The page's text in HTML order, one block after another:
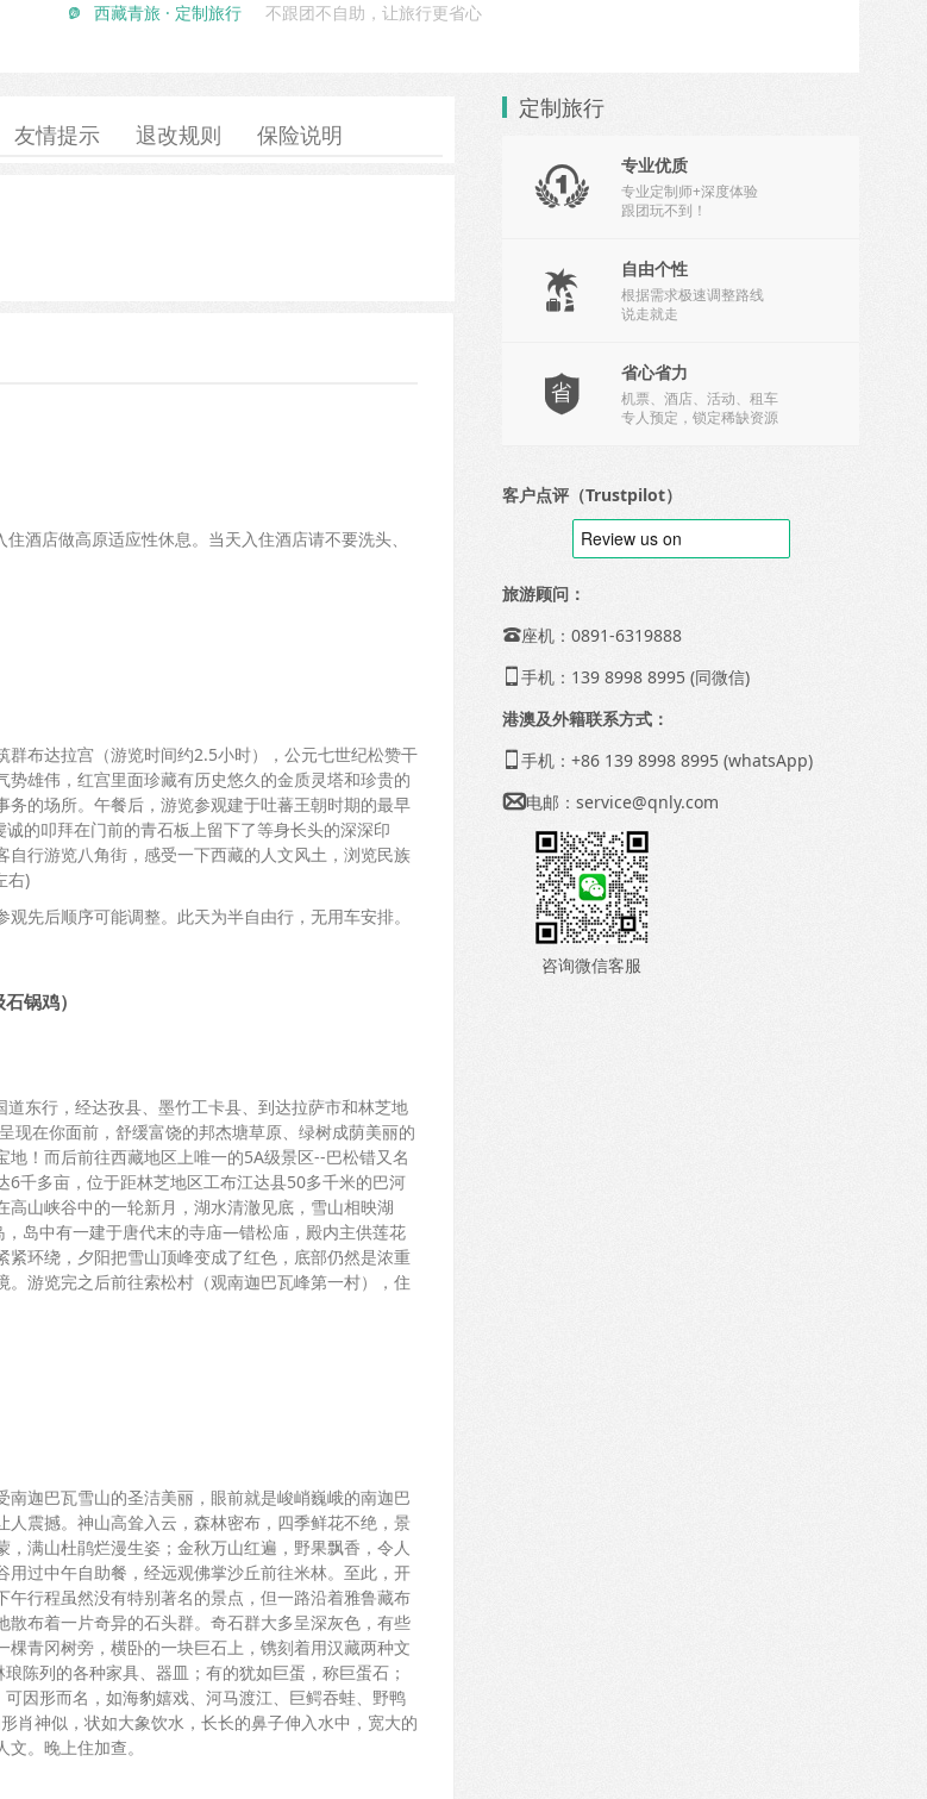
 西藏青旅 · 定制旅行 不跟团不自助，让旅行更省心
友情提示 退改规则 保险说明
酒店做高原适应性休息。当天入住酒店请不要洗头、
布达拉宫（游览时间约2.5小时），公元七世纪松赞干
雄伟，红宫里面珍藏有历史悠久的金质灵塔和珍贵的
的场所。午餐后，游览参观建于吐蕃王朝时期的最早
的叩拜在门前的青石板上留下了等身长头的深深印
行游览八角街，感受一下西藏的人文风土，浏览民族
右)
先后顺序可能调整。此天为半自由行，无用车安排。
锅鸡）
东行，经达孜县、墨竹工卡县、到达拉萨市和林芝地
现在你面前，舒缓富饶的邦杰塘草原、绿树成荫美丽的
！而后前往西藏地区上唯一的5A级景区--巴松错又名
6千多亩，位于距林芝地区工布江达县50多千米的巴河
山峡谷中的一轮新月，湖水清澈见底，雪山相映湖
岛中有一建于唐代末的寺庙—错松庙，殿内主供莲花
环绕，夕阳把雪山顶峰变成了红色，底部仍然是浓重
游览完之后前往索松村（观南迦巴瓦峰第一村），住
迦巴瓦雪山的圣洁美丽，眼前就是峻峭巍峨的南迦巴
震撼。神山高耸入云，森林密布，四季鲜花不绝，景
满山杜鹃烂漫生姿；金秋万山红遍，野果飘香，令人
过中午自助餐，经远观佛掌沙丘前往米林。至此，开
行程虽然没有特别著名的景点，但一路沿着雅鲁藏布
布着一片奇异的石头群。奇石群大多呈深灰色，有些
青冈树旁，横卧的一块巨石上，镌刻着用汉藏两种文
陈列的各种家具、器皿；有的犹如巨蛋，称巨蛋石；
因形而名，如海豹嬉戏、河马渡江、巨鳄吞蛙、野鸭
肖神似，状如大象饮水，长长的鼻子伸入水中，宽大的
。晚上住加查。
定制旅行
 专业优质
专业定制师+深度体验
跟团玩不到！
 自由个性
根据需求极速调整路线
说走就走
 省心省力
机票、酒店、活动、租车
专人预定，锁定稀缺资源
客户点评（Trustpilot）
旅游顾问：
座机：0891-6319888
手机：139 8998 8995 (同微信)
港澳及外籍联系方式：
手机：+86 139 8998 8995 (whatsApp)
电邮： service@qnly.com
咨询微信客服